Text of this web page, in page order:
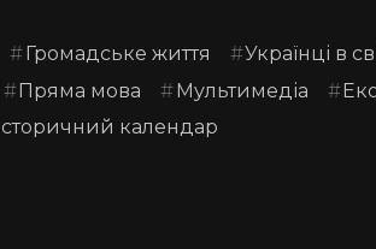
Громадське життя
Українці в
Пряма мова Мультимедіа
Історичний календар